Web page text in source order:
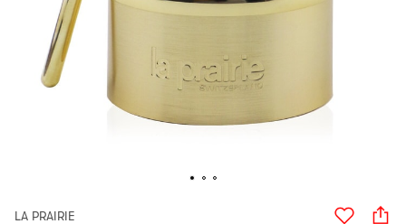
LA PRAIRIE